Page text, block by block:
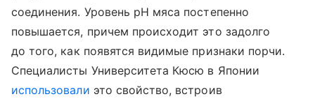
соединения. Уровень pH мяса постепенно
повышается, причем происходит это задолго
до того, как появятся видимые признаки порчи.
Специалисты Университета Кюсю в Японии
использовали это свойство, встроив